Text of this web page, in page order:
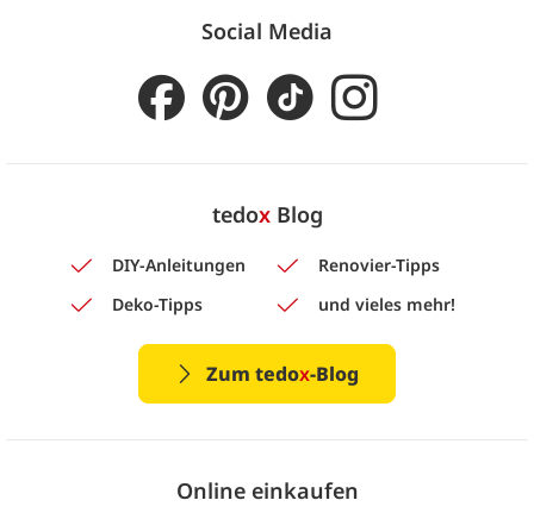
Social Media
tedoxBlog
DIY-Anleitungen
Renovier-Tipps
Deko-Tipps
und vieles mehr!
Zum tedox-Blog
Online einkaufen